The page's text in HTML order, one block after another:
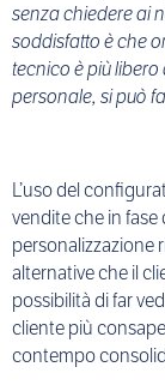
senza chiedere ai
soddisfatto è che
tecnico è più libero
personale, si può
L’uso del
vendite che in fase
personalizzazione
alternative che il
possibilità di far
cliente più
contempo